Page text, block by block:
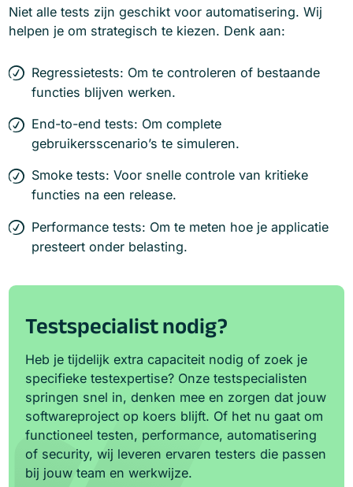
Niet alle tests zijn geschikt voor automatisering. Wij
helpen je om strategisch te kiezen. Denk aan:
Regressietests: Om te controleren of bestaande
functies blijven werken.
End-to-end tests: Om complete
gebruikersscenario’s te simuleren.
Smoke tests: Voor snelle controle van kritieke
functies na een release.
Performance tests: Om te meten hoe je applicatie
presteert onder belasting.
Testspecialist nodig?
Heb je tijdelijk extra capaciteit nodig of zoek je
specifieke testexpertise? Onze testspecialisten
springen snel in, denken mee en zorgen dat jouw
softwareproject op koers blijft. Of het nu gaat om
functioneel testen, performance, automatisering
of security, wij leveren ervaren testers die passen
bij jouw team en werkwijze.